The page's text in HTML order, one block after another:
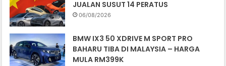
JUALAN SUSUT 14 PERATUS
06/08/2026
BMW IX3 50 XDRIVE M SPORT PRO
BAHARU TIBA DI MALAYSIA – HARGA
MULA RM399K